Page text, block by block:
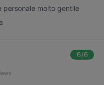
personale molto gentile
6/6